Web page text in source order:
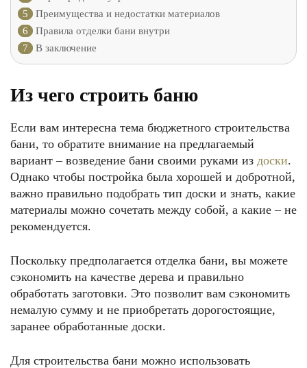
5
Преимущества и недостатки материалов
6
Правила отделки бани внутри
7
В заключение
Из чего строить баню
Если вам интересна тема бюджетного строительства
бани, то обратите внимание на предлагаемый
вариант – возведение бани своими руками из доски.
Однако чтобы постройка была хорошей и добротной,
важно правильно подобрать тип доски и знать, какие
материалы можно сочетать между собой, а какие – не
рекомендуется.
Поскольку предполагается отделка бани, вы можете
сэкономить на качестве дерева и правильно
обработать заготовки. Это позволит вам сэкономить
немалую сумму и не приобретать дорогостоящие,
заранее обработанные доски.
Для строительства бани можно использовать